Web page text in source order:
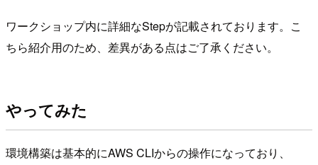
ワークショップ内に詳細なStepが記載されております。こ
ちら紹介用のため、差異がある点はご了承ください。
やってみた
環境構築は基本的にAWS CLIからの操作になっており、